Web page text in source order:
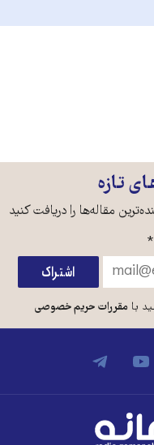
تازه
مقاله‌ها را دریافت کنید
*
بامقررات حریم خصوصی